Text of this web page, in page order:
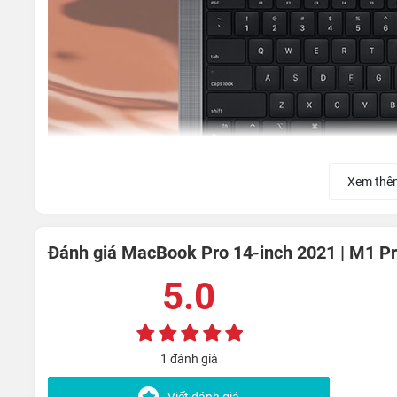
Bàn phím của máy áp dụng thiết kế tinh gọn với hành
Xem
Đánh giá MacBook Pro 14-inch 2021 | M1
5.0
1 đánh giá